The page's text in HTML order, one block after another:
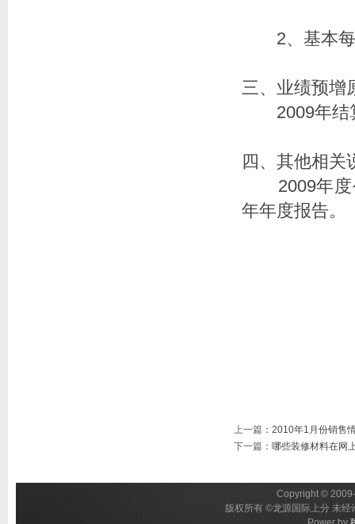
2、基本每
三、业绩预增
2009年结算
四、其他相关
2009年度
年年度报告。
上一篇 ： 2010年1月份销售
下一篇 ： 哪些装修材料在网
Copyright ©
版权所有 ©龙源国际上分 未